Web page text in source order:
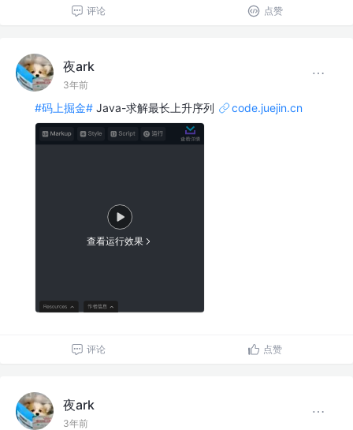
评论 点赞
夜ark
3年前
#码上掘金# Java-求解最长上升序列 code.juejin.cn
查看运行效果
评论 点赞
夜ark
3年前